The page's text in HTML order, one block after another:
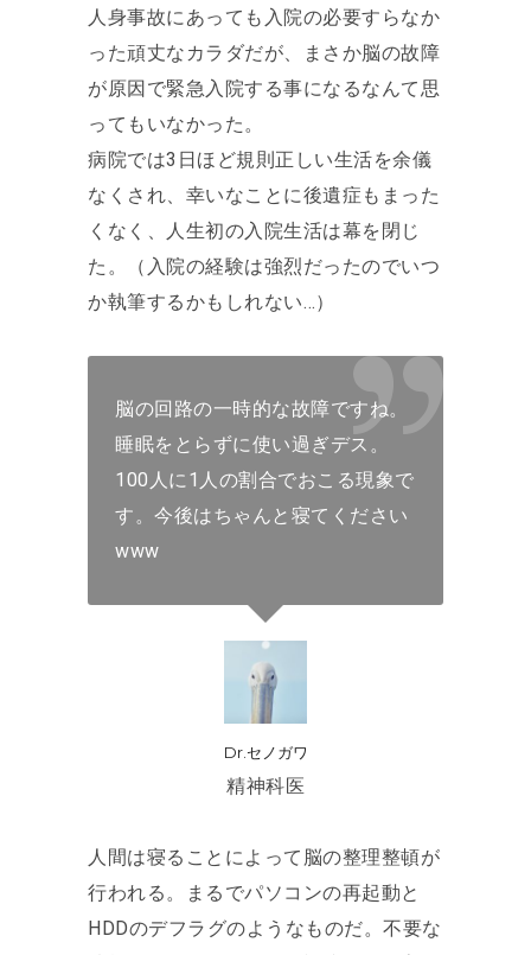
人身事故にあっても入院の必要すらなか
った頑丈なカラダだが、まさか脳の故障
が原因で緊急入院する事になるなんて思
ってもいなかった。
病院では3日ほど規則正しい生活を余儀
なくされ、幸いなことに後遺症もまった
くなく、人生初の入院生活は幕を閉じ
た。（入院の経験は強烈だったのでいつ
か執筆するかもしれない…）
脳の回路の一時的な故障ですね。
睡眠をとらずに使い過ぎデス。
100人に1人の割合でおこる現象で
す。今後はちゃんと寝てください
www
Dr.セノガワ
精神科医
人間は寝ることによって脳の整理整頓が
行われる。まるでパソコンの再起動と
HDDのデフラグのようなものだ。不要な